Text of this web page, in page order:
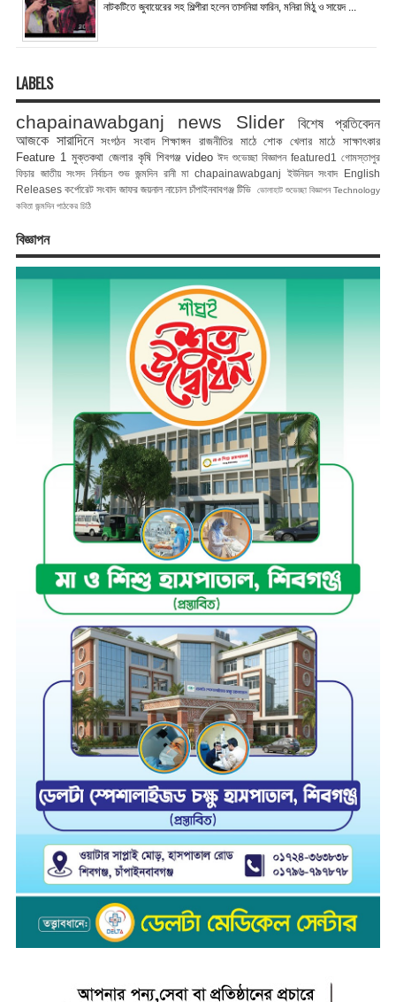
নাটকটিতে জুবায়েরের সহ শিল্পীরা হলেন তাসনিয়া ফারিন, মনিরা মিঠু ও সায়েদ ...
LABELS
chapainawabganj news Slider
বিশেষ প্রতিবেদন
আজকে সারাদিনে সংগঠন সংবাদ শিক্ষাঙ্গন রাজনীতির মাঠে শোক খেলার মাঠে
সাক্ষাৎকার
Feature 1 মুক্তকথা জেলার কৃষি শিবগঞ্জ video ঈদ শুভেচ্ছা বিজ্ঞাপন featured1
গোমস্তাপুর
ফিচার জাতীয় সংসদ নির্বাচন শুভ জন্মদিন রানী মা chapainawabganj ইউনিয়ন সংবাদ English
Releases কর্পোরেট সংবাদ জাফর জয়নাল নাচোল চাঁপাইনবাবগঞ্জ টিভি ভোলাহাট শুভেচ্ছা বিজ্ঞাপন Technology
কবিতা জন্মদিন পাঠকের চিঠি
বিজ্ঞাপন